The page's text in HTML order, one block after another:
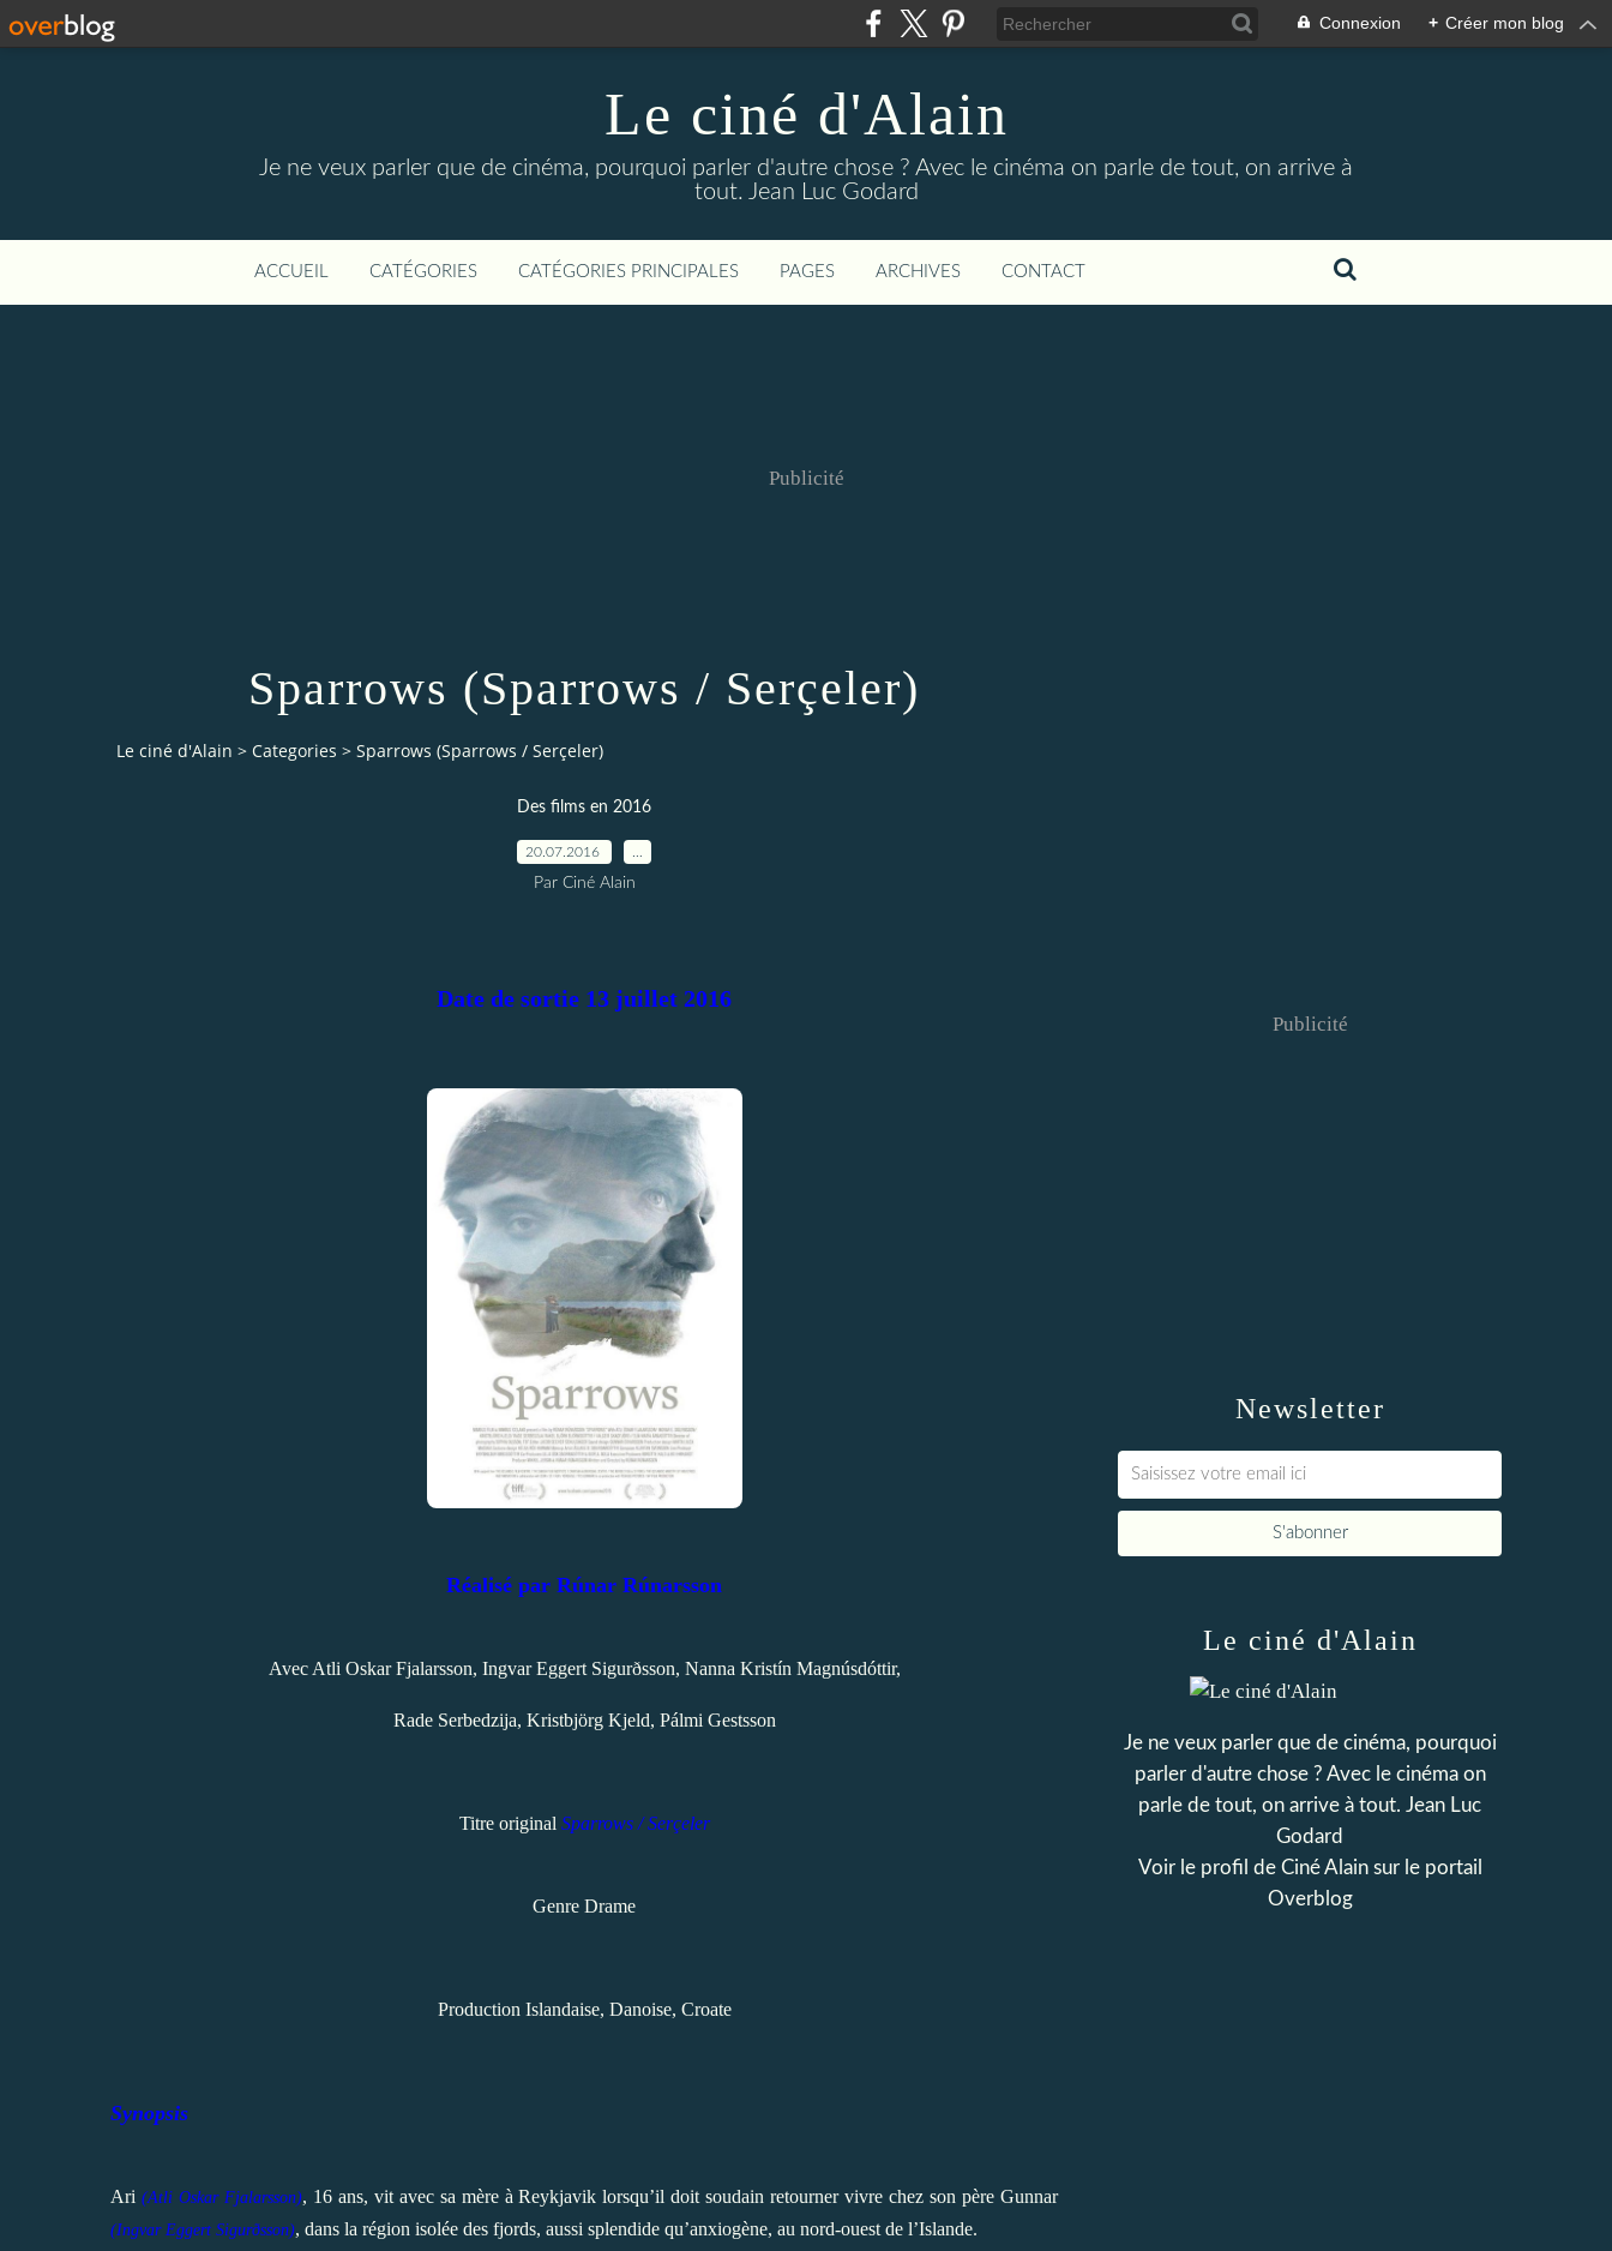
Connexion + Créer mon blog
Le ciné d'Alain
Je ne veux parler que de cinéma, pourquoi parler d'autre chose ? Avec le cinéma on parle de tout, on arrive à
tout. Jean Luc Godard
ACCUEIL CATÉGORIES CATÉGORIES PRINCIPALES PAGES ARCHIVES CONTACT
Publicité
Sparrows (Sparrows / Serçeler)
Le ciné d'Alain > Categories > Sparrows (Sparrows / Serçeler)
Des films en 2016
20.07.2016
Par Ciné Alain
Date de sortie 13 juillet 2016
Réalisé par Rúnar Rúnarsson
Avec Atli Oskar Fjalarsson, Ingvar Eggert Sigurðsson, Nanna Kristín Magnúsdóttir,
Rade Serbedzija, Kristbjörg Kjeld, Pálmi Gestsson
Titre original Sparrows / Serçeler
Genre Drame
Production Islandaise, Danoise, Croate
Synopsis
Ari (Atli Oskar Fjalarsson), 16 ans, vit avec sa mère à Reykjavik lorsqu’il doit soudain retourner vivre chez son père Gunnar
(Ingvar Eggert Sigurðsson), dans la région isolée des fjords, aussi splendide qu’anxiogène, au nord-ouest de l’Islande.
Newsletter
Publicité
Le ciné d'Alain
Je ne veux parler que de cinéma, pourquoi
parler d'autre chose ? Avec le cinéma on
parle de tout, on arrive à tout. Jean Luc
Godard
Voir le profil de Ciné Alainsur le portail
Overblog